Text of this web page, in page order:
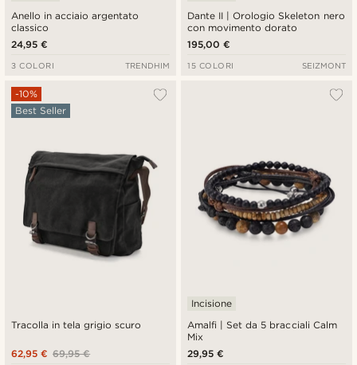
Anello in acciaio argentato
classico
24,95 €
3 COLORI TRENDHIM
Dante II | Orologio Skeleton nero
con movimento dorato
195,00 €
15 COLORI SEIZMONT
Tracolla in tela grigio scuro
-10%
Best Seller
69,95 €
62,95 €
Amalfi | Set da 5 bracciali Calm
Mix
Incisione
29,95 €